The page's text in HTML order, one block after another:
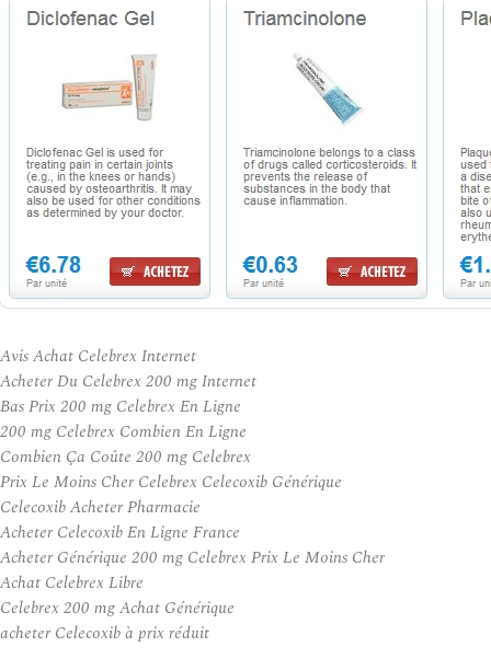
Avis Achat Celebrex Internet
Acheter Du Celebrex 200 mg Internet
Bas Prix 200 mg Celebrex En Ligne
200 mg Celebrex Combien En Ligne
Combien Ça Coûte 200 mg Celebrex
Prix Le Moins Cher Celebrex Celecoxib Générique
Celecoxib Acheter Pharmacie
Acheter Celecoxib En Ligne France
Acheter Générique 200 mg Celebrex Prix Le Moins Cher
Achat Celebrex Libre
Celebrex 200 mg Achat Générique
acheter Celecoxib à prix réduit